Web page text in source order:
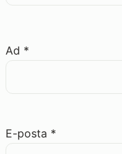
Ad *
E-posta *